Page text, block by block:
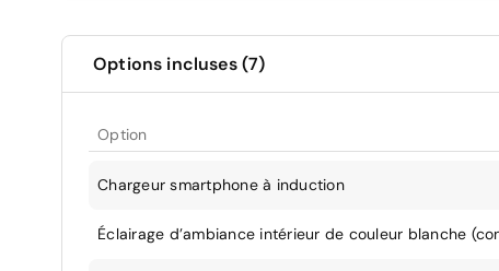
Options incluses (7)
Option
Chargeur smartphone à induction
Éclairage d’ambiance intérieur de couleur blanche